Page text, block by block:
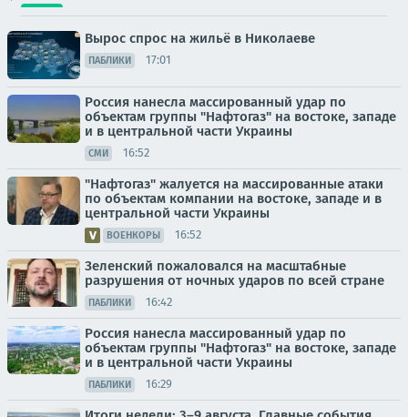
Вырос спрос на жильё в Николаеве
ПАБЛИКИ 17:01
Россия нанесла массированный удар по
объектам группы "Нафтогаз" на востоке, западе
и в центральной части Украины
СМИ 16:52
"Нафтогаз" жалуется на массированные атаки
по объектам компании на востоке, западе и в
центральной части Украины
ВОЕНКОРЫ 16:52
Зеленский пожаловался на масштабные
разрушения от ночных ударов по всей стране
ПАБЛИКИ 16:42
Россия нанесла массированный удар по
объектам группы "Нафтогаз" на востоке, западе
и в центральной части Украины
ПАБЛИКИ 16:29